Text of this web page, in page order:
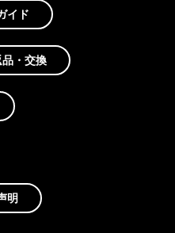
イド
・交換
明